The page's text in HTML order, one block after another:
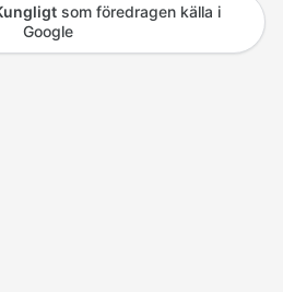
som föredragen källa i
Google